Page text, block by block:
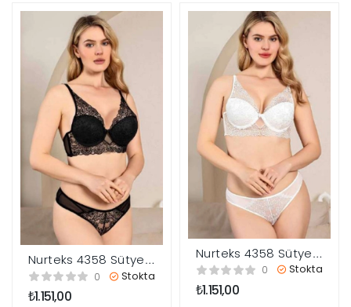
Nurteks 4358 Sütyen
Külot Takım0 Stokta
₺1.151,00
Nurteks 4358 Sütyen
Külot Takım0 Stokta
₺1.151,00